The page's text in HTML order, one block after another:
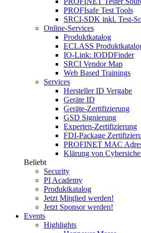
PROFIsafe Test Tools
SRCI-SDK inkl. Test-
Online-Services
Produktkatalog
ECLASS
IO-Link: IODDFinder
SRCI Vendor Map
Web Based Trainings
Services
Hersteller ID Vergabe
Geräte ID
Geräte-Zertifizierung
GSD Signierung
Experten-Zertifizierung
FDI-Package
PROFINET MAC
Klärung von
Beliebt
Security
PI Academy
Produktkatalog
Jetzt Mitglied werden!
Jetzt Sponsor werden!
Events
Highlights